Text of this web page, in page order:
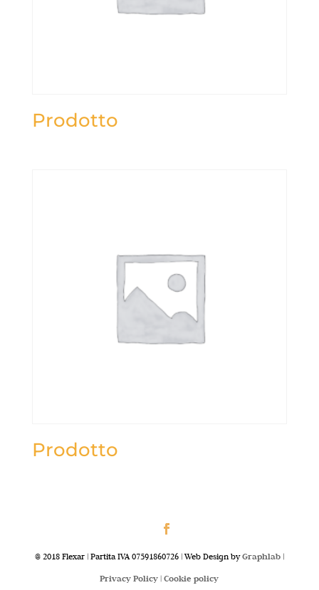
Prodotto
Prodotto
@ 2018 Flexar | Partita IVA 07591860726 | Web Design byGraphlab|
Privacy Policy |Cookie policy